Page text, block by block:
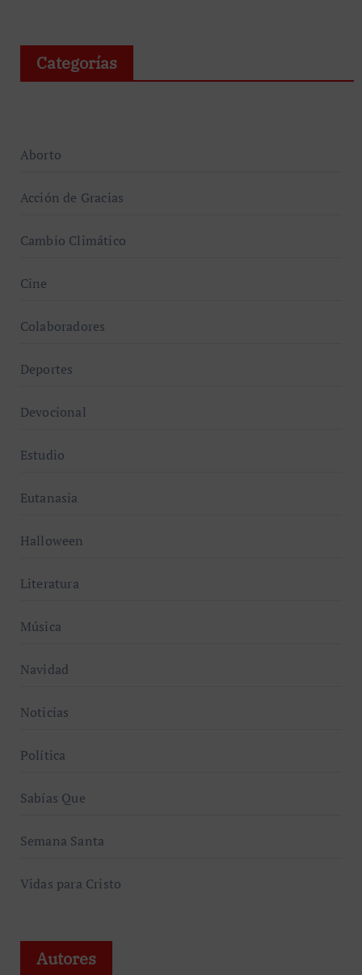
Categorías
Aborto
Acción de Gracias
Cambio Climático
Cine
Colaboradores
Deportes
Devocional
Estudio
Eutanasia
Halloween
Literatura
Música
Navidad
Noticias
Política
Sabías Que
Semana Santa
Vidas para Cristo
Autores